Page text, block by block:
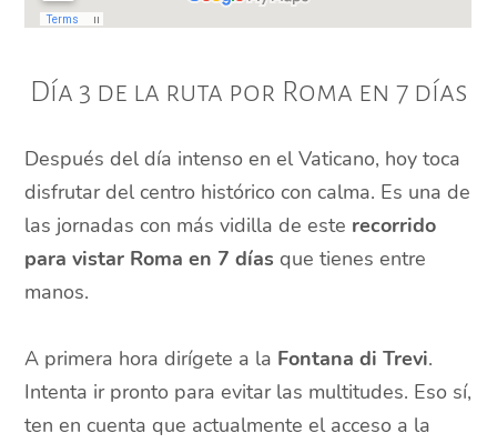
Día 3 de la ruta por Roma en 7 días
Después del día intenso en el Vaticano, hoy toca
disfrutar del centro histórico con calma. Es una de
las jornadas con más vidilla de este recorrido
para vistar Roma en 7 días que tienes entre
manos.
A primera hora dirígete a la Fontana di Trevi.
Intenta ir pronto para evitar las multitudes. Eso sí,
ten en cuenta que actualmente el acceso a la